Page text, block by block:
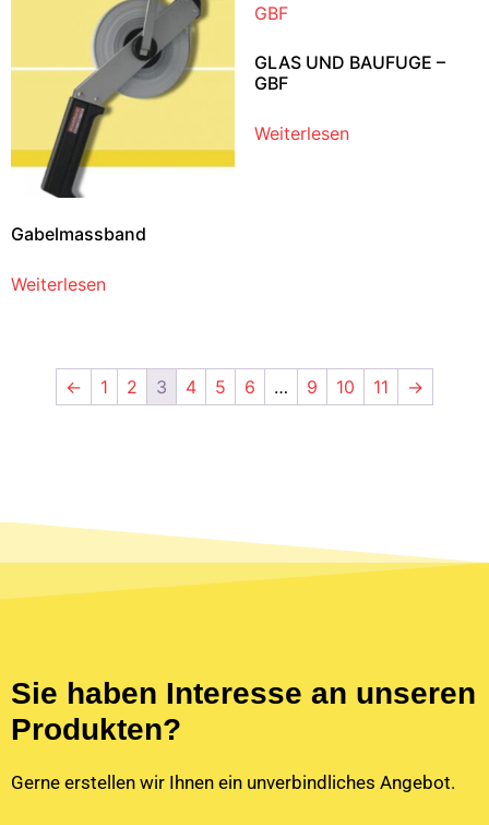
Gabelmassband
Weiterlesen
GLAS UND BAUFUGE –
GBF
Weiterlesen
← 1 2 3 4 5 6 … 9 10 11 →
Sie haben Interesse an unseren
Produkten?
Gerne erstellen wir Ihnen ein unverbindliches Angebot.